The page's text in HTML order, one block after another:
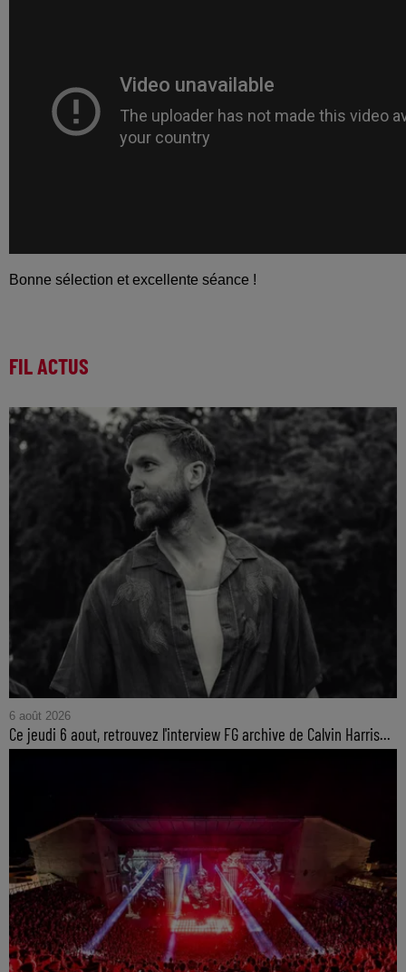
Bonne sélection et excellente séance !
FIL ACTUS
6 août 2026
Ce jeudi 6 aout, retrouvez l'interview FG archive de Calvin Harris...